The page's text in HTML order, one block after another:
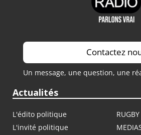
Contactez
Un message, une question, une
Actualités
L'édito politique
RUGBY
L'invité politique